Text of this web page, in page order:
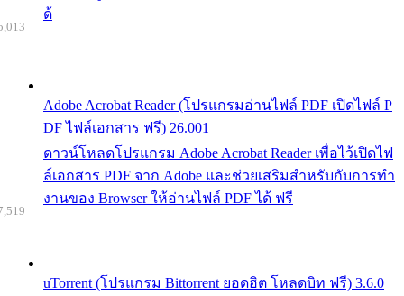
ด้
Adobe Acrobat Reader (โปรแกรมอ่านไฟล์ PDF เปิดไฟล์ P
DF ไฟล์เอกสาร ฟรี) 26.001
ดาวน์โหลดโปรแกรม Adobe Acrobat Reader เพื่อไว้เปิดไฟ
ล์เอกสาร PDF จาก Adobe และช่วยเสริมสำหรับกับการทำ
งานของ Browser ให้อ่านไฟล์ PDF ได้ ฟรี
uTorrent (โปรแกรม Bittorrent ยอดฮิต โหลดบิท ฟรี) 3.6.0